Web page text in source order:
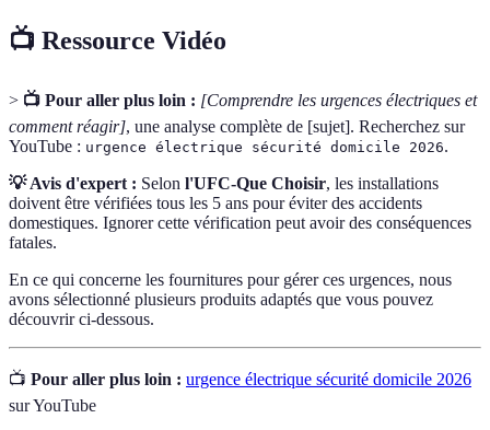
📺 Ressource Vidéo
> 📺 Pour aller plus loin : [Comprendre les urgences électriques et
comment réagir], une analyse complète de [sujet]. Recherchez sur
YouTube : urgence électrique sécurité domicile 2026.
💡 Avis d'expert : Selon l'UFC-Que Choisir, les installations
doivent être vérifiées tous les 5 ans pour éviter des accidents
domestiques. Ignorer cette vérification peut avoir des conséquences
fatales.
En ce qui concerne les fournitures pour gérer ces urgences, nous
avons sélectionné plusieurs produits adaptés que vous pouvez
découvrir ci-dessous.
📺 Pour aller plus loin : urgence électrique sécurité domicile 2026
sur YouTube